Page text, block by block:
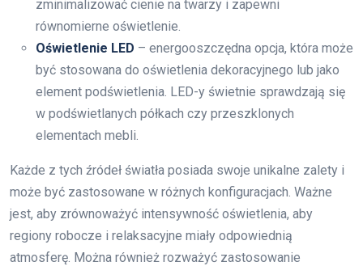
zminimalizować cienie na twarzy i zapewni
równomierne oświetlenie.
Oświetlenie LED – energooszczędna opcja, która może
być stosowana do oświetlenia dekoracyjnego lub jako
element podświetlenia. LED-y świetnie sprawdzają się
w podświetlanych półkach czy przeszklonych
elementach mebli.
Każde z tych źródeł światła posiada swoje unikalne zalety i
może być zastosowane w różnych konfiguracjach. Ważne
jest, aby zrównoważyć intensywność oświetlenia, aby
regiony robocze i relaksacyjne miały odpowiednią
atmosferę. Można również rozważyć zastosowanie